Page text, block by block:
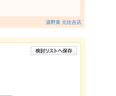
温野菜 元住吉店